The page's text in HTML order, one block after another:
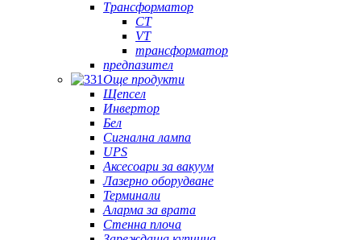
Трансформатор
CT
VT
трансформатор
предпазител
Още продукти
Щепсел
Инвертор
Бел
Сигнална лампа
UPS
Аксесоари за вакуум
Лазерно оборудване
Терминали
Аларма за врата
Стенна плоча